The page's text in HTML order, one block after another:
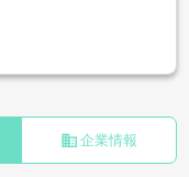
business 企業情報